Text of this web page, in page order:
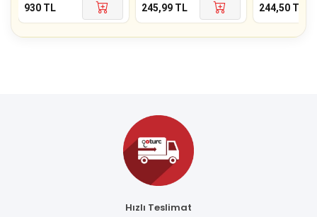
930 TL 245,99 TL 244,50 TL
Hızlı Teslimat